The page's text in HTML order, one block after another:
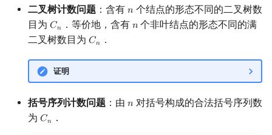
杜教筛
Min_25 筛
洲阁筛
霍夫曼树
图的匹配
矩阵树定理
LGV 引理
二叉树计数问题 ：含有 𝑛
n 个结点的形态不同的二叉树数
目为 𝐶𝑛
Cn ．等价地，含有 𝑛
n 个非叶结点的形态不同的满
二叉树数目为 𝐶𝑛
Cn ．
证明
括号序列计数问题 ：由 𝑛
n 对括号构成的合法括号序列数
为 𝐶𝑛
Cn ．